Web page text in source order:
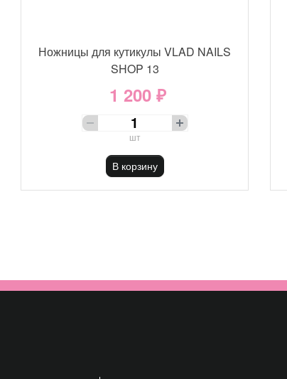
Ножницы для кутикулы VLAD NAILS
SHOP 13
1 200 ₽
шт
В корзину